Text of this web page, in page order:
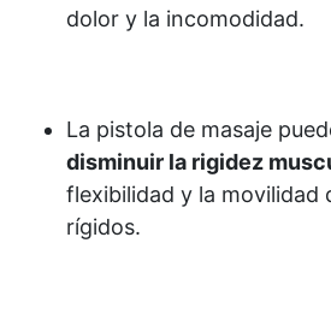
dolor y la incomodidad.
La pistola de masaje
disminuir la rigidez
flexibilidad y la movilidad
rígidos.